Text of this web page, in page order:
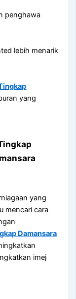
penghawa
lebih menarik
yang
yang
mencari cara
Damansara
imej